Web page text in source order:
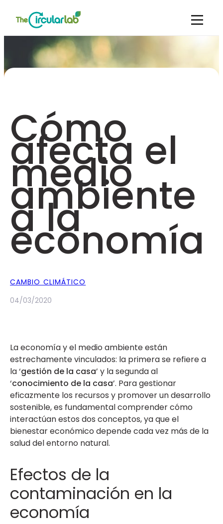
Cómo
afecta el
medio
ambiente
a la
economía
CAMBIO CLIMÁTICO
04/03/2020
La economía y el medio ambiente están
estrechamente vinculados: la primera se refiere a
la ‘gestión de la casa’ y la segunda al
‘conocimiento de la casa’. Para gestionar
eficazmente los recursos y promover un desarrollo
sostenible, es fundamental comprender cómo
interactúan estos dos conceptos, ya que el
bienestar económico depende cada vez más de la
salud del entorno natural.
Efectos de la
contaminación en la
economía